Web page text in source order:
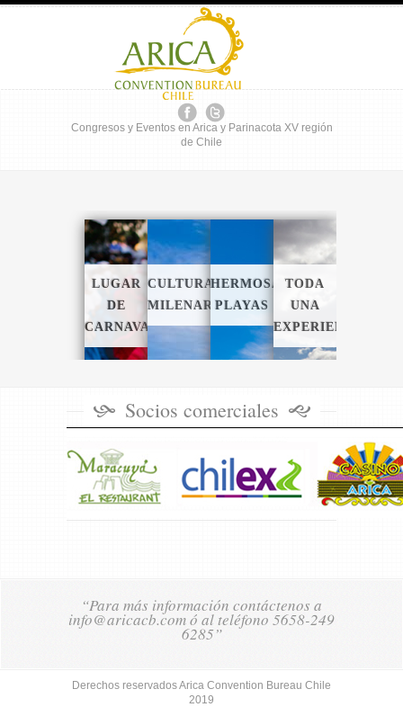
Congresos y Eventos en Arica y Parinacota XV región
de Chile
LUGAR
DE
CARNAVALES
CULTURA
MILENARIA
HERMOSAS
PLAYAS
TODA
UNA
EXPERIENCIA
Socios comerciales
“Para más información contáctenos a
info@aricacb.com ó al teléfono 5658-249
6285”
Derechos reservados Arica Convention Bureau Chile
2019